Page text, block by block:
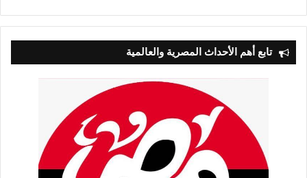
تابع أهم الأحداث المصرية والعالمية